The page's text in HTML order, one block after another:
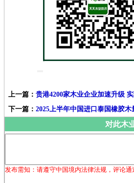
上一篇： 贵港4200家木业企业加速升级
下一篇： 2025上半年中国进口泰国橡胶木
对此木
发布需知：请遵守中国境内法律法规，评论通